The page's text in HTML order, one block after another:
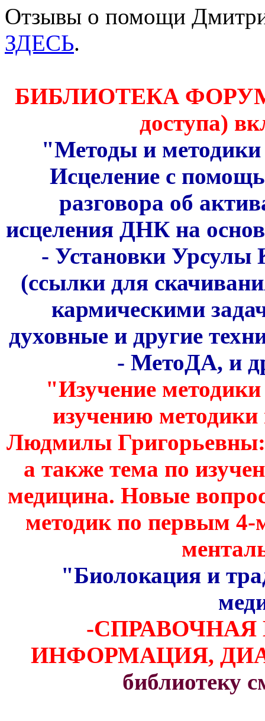
Отзывы о помощи
ЗДЕСЬ.
БИБЛИОТЕКА ФОРУМА
доступа)
"Методы и
Исцеление с
разговора об
исцеления ДНК на
- Установки Урсулы
(ссылки для
кармическими
духовные и другие
- МетоДА, и
"Изучение
изучению
Людмилы Григорьевны:
а также тема по
медицина. Новые
методик по первым
"Биолокация и
-
ИНФОРМАЦИЯ,
библиотеку